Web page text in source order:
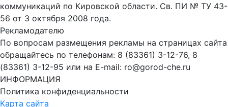
коммуникаций по Кировской области. Св. ПИ № ТУ 43-
56 от 3 октября 2008 года.
Рекламодателю
По вопросам размещения рекламы на страницах сайта
обращайтесь по телефонам: 8 (83361) 3-12-76, 8
(83361) 3-12-95 или на E-mail: ro@gorod-che.ru
ИНФОРМАЦИЯ
Политика конфиденциальности
Карта сайта